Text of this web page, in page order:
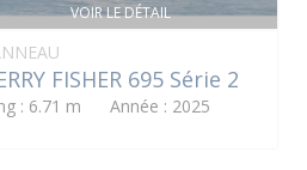
VOIR LE DÉTAIL
FISHER 695 Série 2
: 6.71 m Année : 2025